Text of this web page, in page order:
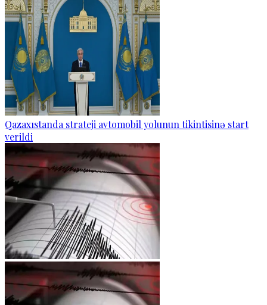
Qazaxıstanda strateji avtomobil yolunun tikintisinə start
verildi